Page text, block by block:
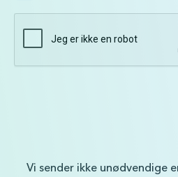
Vi sender ikke unødvendige